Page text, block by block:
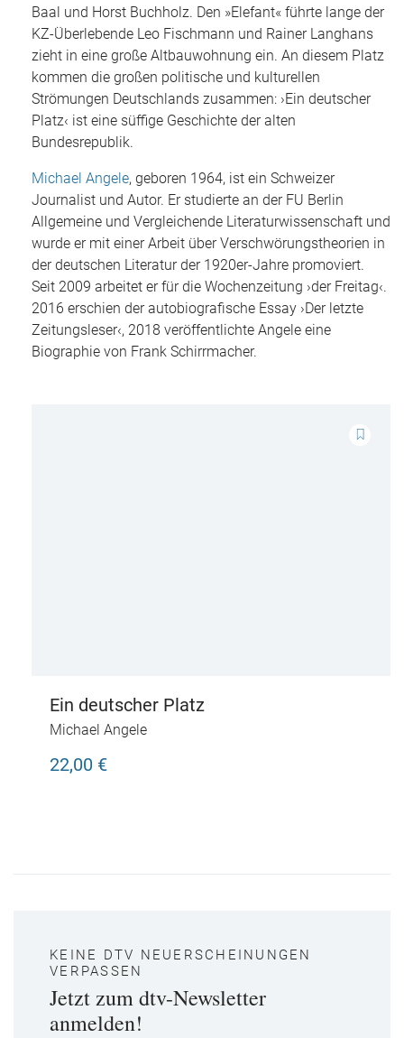
Baal und Horst Buchholz. Den »Elefant« führte lange der
KZ-Überlebende Leo Fischmann und Rainer Langhans
zieht in eine große Altbauwohnung ein. An diesem Platz
kommen die großen politische und kulturellen
Strömungen Deutschlands zusammen: ›Ein deutscher
Platz‹ ist eine süffige Geschichte der alten
Bundesrepublik.
Michael Angele, geboren 1964, ist ein Schweizer
Journalist und Autor. Er studierte an der FU Berlin
Allgemeine und Vergleichende Literaturwissenschaft und
wurde er mit einer Arbeit über Verschwörungstheorien in
der deutschen Literatur der 1920er-Jahre promoviert.
Seit 2009 arbeitet er für die Wochenzeitung ›der Freitag‹.
2016 erschien der autobiografische Essay ›Der letzte
Zeitungsleser‹, 2018 veröffentlichte Angele eine
Biographie von Frank Schirrmacher.
Ein deutscher Platz
Michael Angele
22,00 €
KEINE DTV NEUERSCHEINUNGEN
VERPASSEN
Jetzt zum dtv-Newsletter
anmelden!